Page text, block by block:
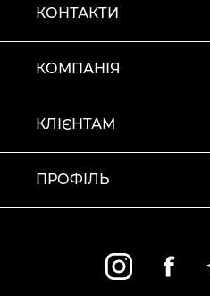
КОНТАКТИ
КОМПАНІЯ
КЛІЄНТАМ
ПРОФІЛЬ